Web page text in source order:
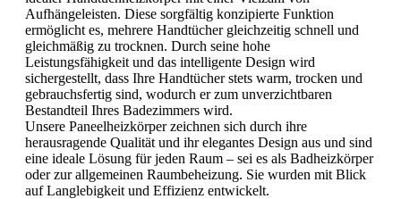
Aufhängeleisten. Diese sorgfältig konzipierte Funktion
ermöglicht es, mehrere Handtücher gleichzeitig schnell und
gleichmäßig zu trocknen. Durch seine hohe
Leistungsfähigkeit und das intelligente Design wird
sichergestellt, dass Ihre Handtücher stets warm, trocken und
gebrauchsfertig sind, wodurch er zum unverzichtbaren
Bestandteil Ihres Badezimmers wird.
Unsere Paneelheizkörper zeichnen sich durch ihre
herausragende Qualität und ihr elegantes Design aus und sind
eine ideale Lösung für jeden Raum – sei es als Badheizkörper
oder zur allgemeinen Raumbeheizung. Sie wurden mit Blick
auf Langlebigkeit und Effizienz entwickelt.